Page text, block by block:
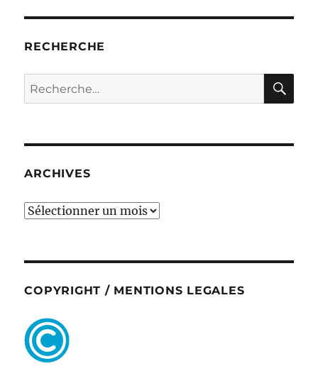
RECHERCHE
Recherche
pour :
ARCHIVES
ARCHIVES
COPYRIGHT / MENTIONS LEGALES